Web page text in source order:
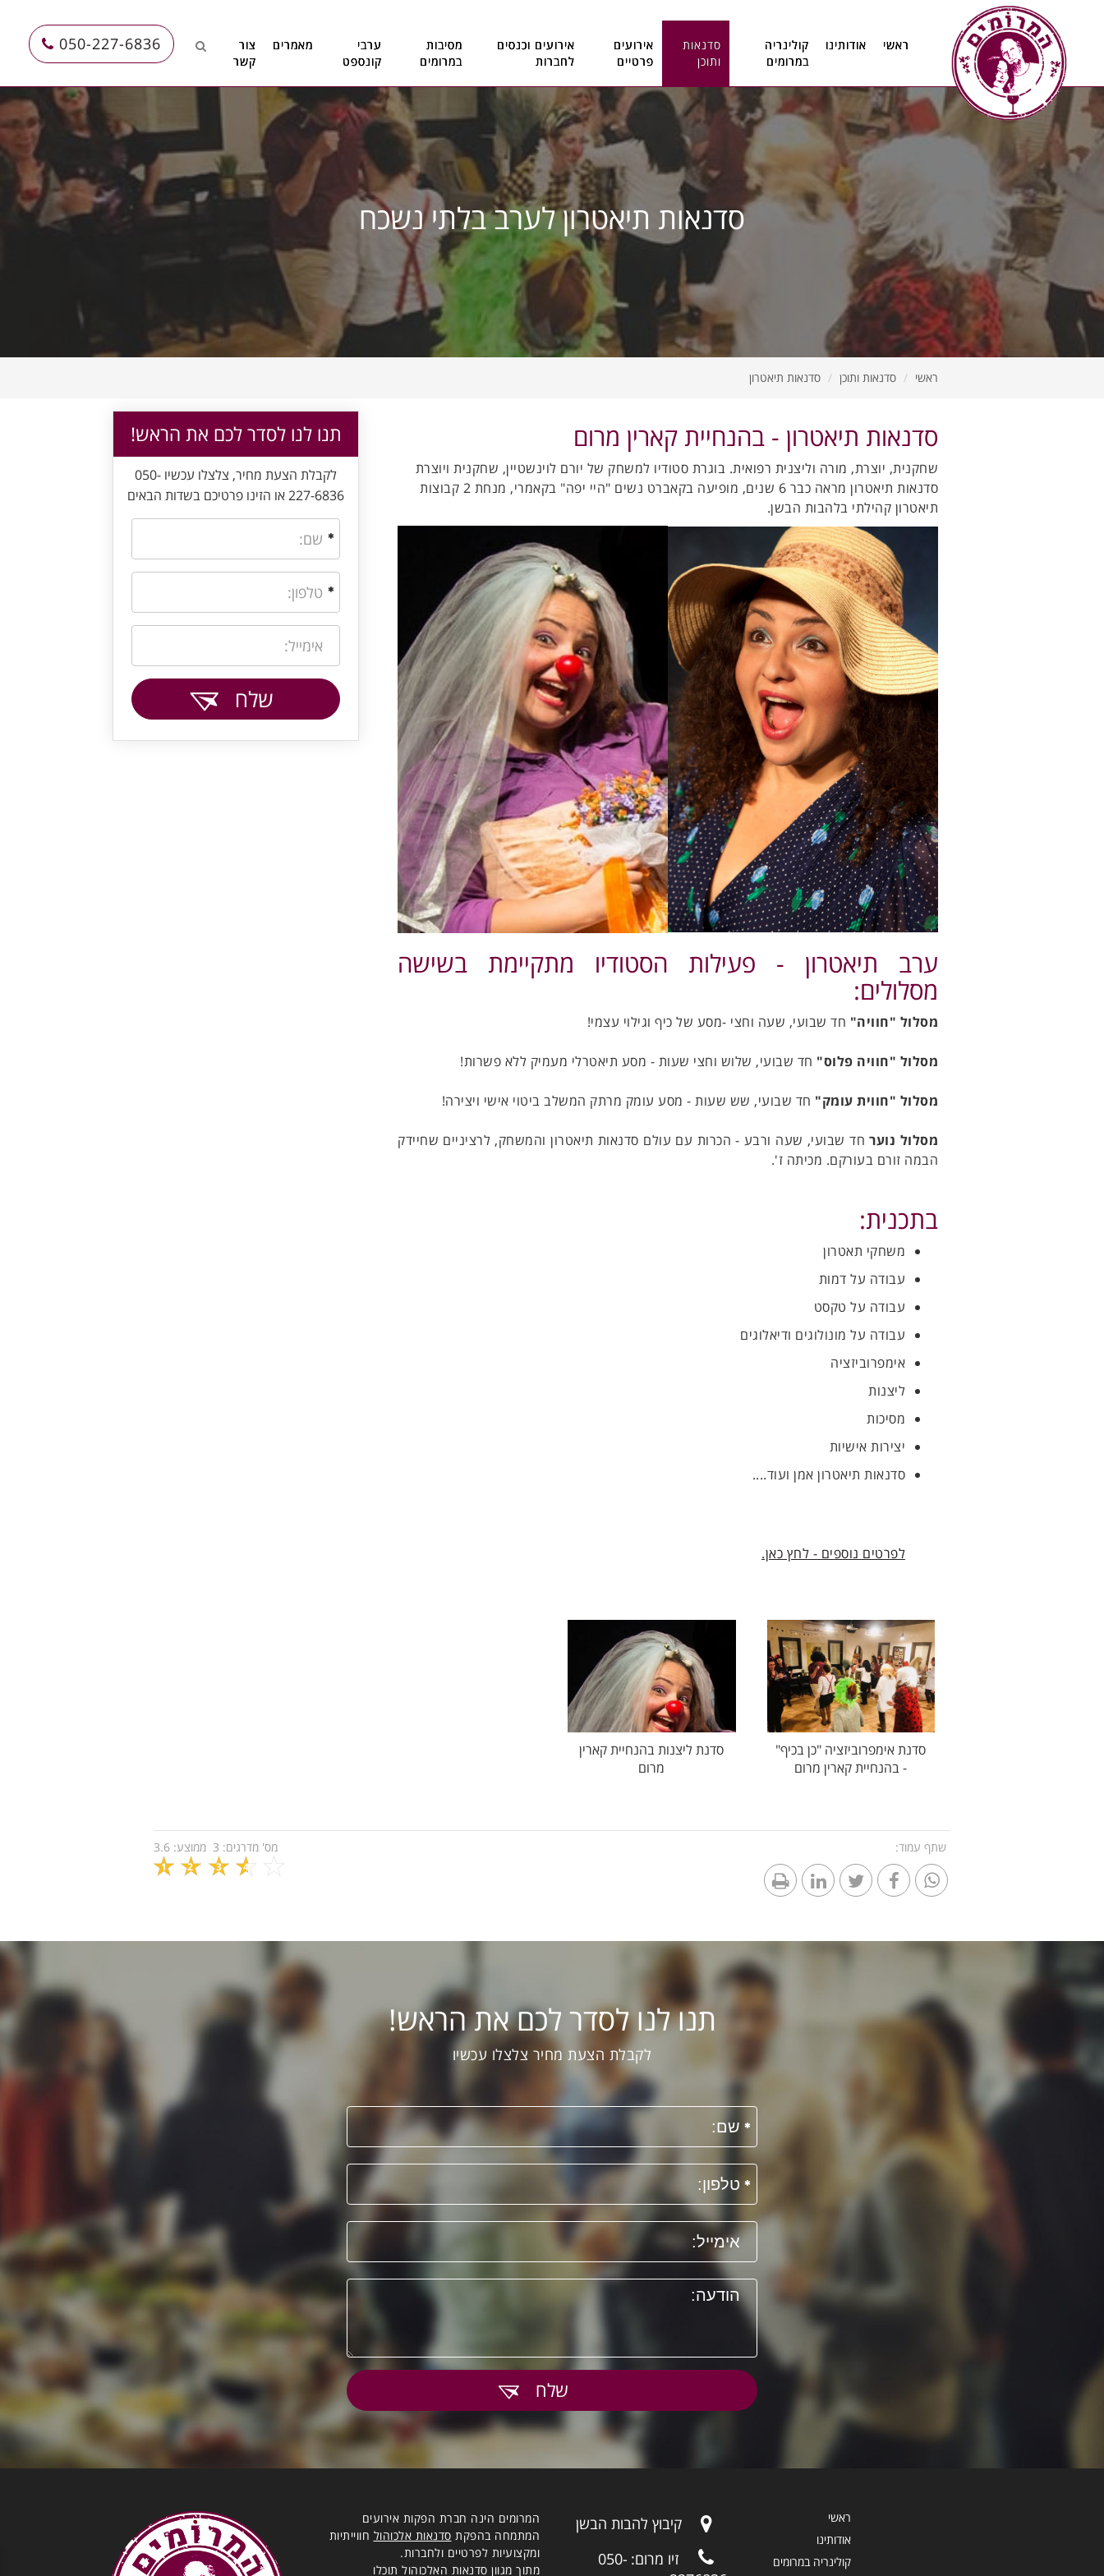
ראשי אודותינו
קולינריה
במרומים
סדנאות
ותוכן
אירועים
פרטיים
אירועים וכנסים
לחברות
מסיבות
במרומים
ערבי
קונספט
מאמרים
צור
קשר
050-227-6836
סדנאות תיאטרון לערב בלתי נשכח
ראשי סדנאות ותוכן סדנאות תיאטרון
תנו לנו לסדר לכם את הראש!
לקבלת הצעת מחיר, צלצלו עכשיו 050-
227-6836 או הזינו פרטיכם בשדות הבאים
שלח
סדנאות תיאטרון - בהנחיית קארין מרום
שחקנית, יוצרת, מורה וליצנית רפואית. בוגרת סטודיו למשחק של יורם לוינשטיין, שחקנית ויוצרת
סדנאות תיאטרון מראה כבר 6 שנים, מופיעה בקאברט נשים "היי יפה" בקאמרי, מנחת 2 קבוצות
תיאטרון קהילתי בלהבות הבשן.
ערב תיאטרון - פעילות הסטודיו מתקיימת בשישה
מסלולים:
מסלול "חוויה" חד שבועי, שעה וחצי -מסע של כיף וגילוי עצמי!
מסלול "חוויה פלוס" חד שבועי, שלוש וחצי שעות - מסע תיאטרלי מעמיק ללא פשרות!
מסלול "חווית עומק" חד שבועי, שש שעות - מסע עומק מרתק המשלב ביטוי אישי ויצירה!
מסלול נוערחד שבועי, שעה ורבע - הכרות עם עולם סדנאות תיאטרון והמשחק, לרציניים שחיידק
הבמה זורם בעורקם. מכיתה ז'.
בתכנית:
משחקי תאטרון
עבודה על דמות
עבודה על טקסט
עבודה על מונולוגים ודיאלוגים
אימפרוביזציה
ליצנות
מסיכות
יצירות אישיות
סדנאות תיאטרון אמן ועוד....
לפרטים נוספים - לחץ כאן.
סדנת אימפרוביזציה "כן בכיף"
- בהנחיית קארין מרום
סדנת ליצנות בהנחיית קארין
מרום
שתף עמוד: מס' מדרגים: 3 ממוצע: 3.6
1 2 3 4 5
תנו לנו לסדר לכם את הראש!
לקבלת הצעת מחיר צלצלו עכשיו
שלח
ראשי
אודותינו
קולינריה במרומים
קיבוץ להבות הבשן
זיו מרום: 050-
המרומים הינה חברת הפקות אירועים
המתמחה בהפקת סדנאות אלכוהול חווייתיות
ומקצועיות לפרטיים ולחברות.
מתוך מגוון סדנאות האלכוהול תוכלו